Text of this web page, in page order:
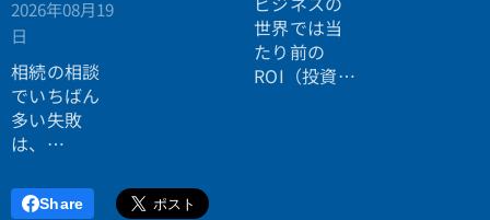
2026年08月19
日
相続の相談
でいちばん
多い失敗
は、
行ったら登
世界では当
たり前の
ROI（投資対
Share